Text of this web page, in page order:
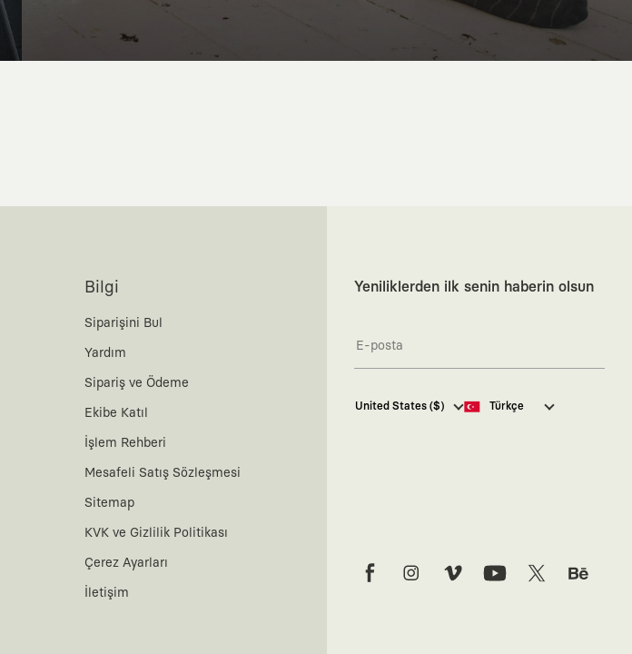
Bilgi
Siparişini Bul
Yardım
Sipariş ve Ödeme
Ekibe Katıl
İşlem Rehberi
Mesafeli Satış Sözleşmesi
Sitemap
KVK ve Gizlilik Politikası
Çerez Ayarları
İletişim
Yeniliklerden ilk senin haberin olsun
Kaft Tasarım Tekstil Sanayi ve
United States ($) Türkçe